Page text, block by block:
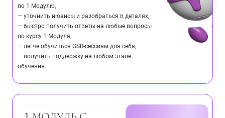
по 1 Модулю,
— уточнить нюансы и разобраться в деталях,
— быстро получить ответы на любые вопросы
по курсу 1 Модуля,
— легче обучиться GSR-сессиям для себя,
— получить поддержку на любом этапе
обучения.